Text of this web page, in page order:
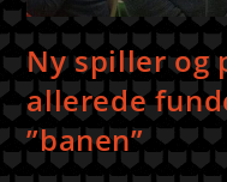
Ny spiller og
allerede
”banen”